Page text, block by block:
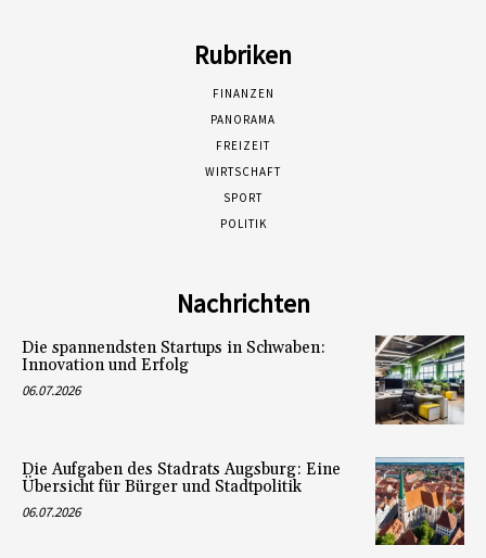
Rubriken
FINANZEN
PANORAMA
FREIZEIT
WIRTSCHAFT
SPORT
POLITIK
Nachrichten
Die spannendsten Startups in Schwaben:
Innovation und Erfolg
06.07.2026
Die Aufgaben des Stadrats Augsburg: Eine
Übersicht für Bürger und Stadtpolitik
06.07.2026